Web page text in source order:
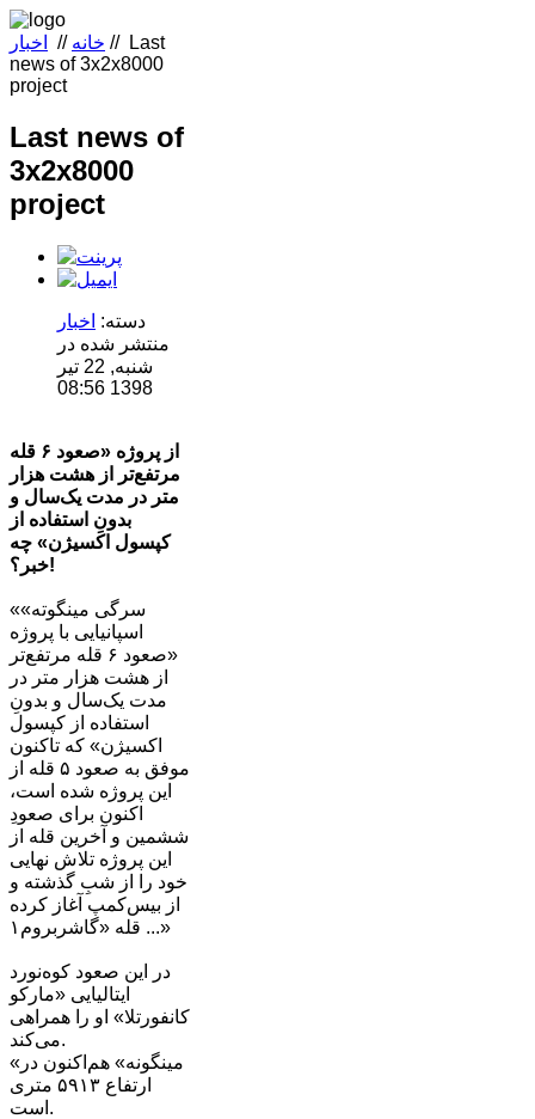
خانه // اخبار // Last
news of 3x2x8000
project
Last news of
3x2x8000
project
دسته: اخبار
منتشر شده در
شنبه, 22 تیر
1398 08:56
از پروژه «صعود ۶ قله
مرتفع‌تر از هشت هزار
متر در مدت یک‌سال و
بدونِ استفاده از
کپسول اکسیژن» چه
خبر؟!
«سرگی مینگوته»
اسپانیایی با پروژه
«صعود ۶ قله مرتفع‌تر
از هشت هزار متر در
مدت یک‌سال و بدونِ
استفاده از کپسول
اکسیژن» که تاکنون
موفق به صعود ۵ قله از
این پروژه شده است،
اکنون برای صعودِ
ششمین و آخرین قله از
این پروژه تلاش نهایی
خود را از شبِ گذشته و
از بیس‌کمپ آغاز کرده
... قله «گاشربروم۱»
در این صعود کوه‌نورد
ایتالیایی «مارکو
کانفورتلا» او را همراهی
می‌کند.
«مینگونه» هم‌اکنون در
ارتفاع ۵۹۱۳ متری
است.